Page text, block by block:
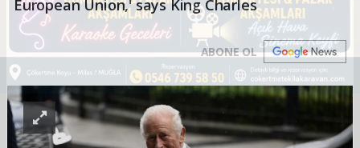
European Union,' says King Charles
ABONE OL